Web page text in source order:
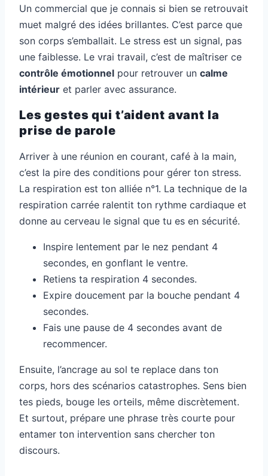
Un commercial que je connais si bien se retrouvait
muet malgré des idées brillantes. C’est parce que
son corps s’emballait. Le stress est un signal, pas
une faiblesse. Le vrai travail, c’est de maîtriser ce
contrôle émotionnel pour retrouver un calme
intérieur et parler avec assurance.
Les gestes qui t’aident avant la
prise de parole
Arriver à une réunion en courant, café à la main,
c’est la pire des conditions pour gérer ton stress.
La respiration est ton alliée n°1. La technique de la
respiration carrée ralentit ton rythme cardiaque et
donne au cerveau le signal que tu es en sécurité.
Inspire lentement par le nez pendant 4
secondes, en gonflant le ventre.
Retiens ta respiration 4 secondes.
Expire doucement par la bouche pendant 4
secondes.
Fais une pause de 4 secondes avant de
recommencer.
Ensuite, l’ancrage au sol te replace dans ton
corps, hors des scénarios catastrophes. Sens bien
tes pieds, bouge les orteils, même discrètement.
Et surtout, prépare une phrase très courte pour
entamer ton intervention sans chercher ton
discours.